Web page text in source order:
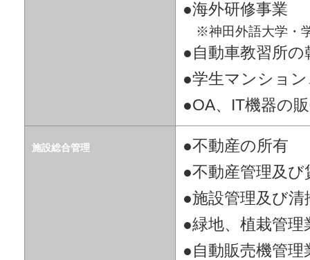
●海外研修事業
※神田外語大学・
●自動車教習所の
●学生マンショ
●OA、IT機器の
施設総合管理
●不動産の所有
●不動産管理及び
●施設管理及び清
●緑地、植栽管理
●自動販売機管理